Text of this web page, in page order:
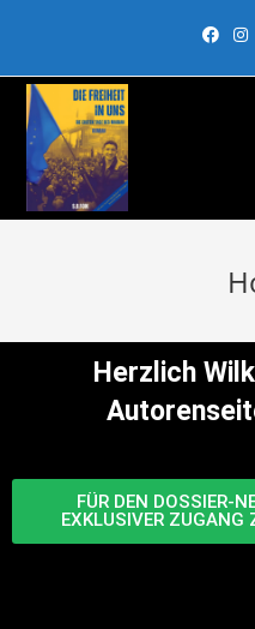
Herzlich
FÜR DEN DOSSIER-
EXKLUSIVER ZUGANG